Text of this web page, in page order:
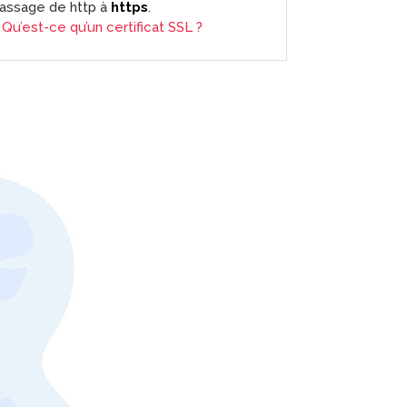
de http à https.
Qu’est-ce qu’un certificat SSL ?